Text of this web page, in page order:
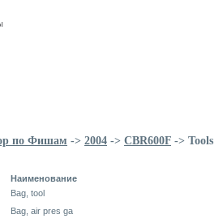
по Фишам -> 2004 -> CBR600F -> Tools
Наименование
Bag, tool
Bag, air pres ga